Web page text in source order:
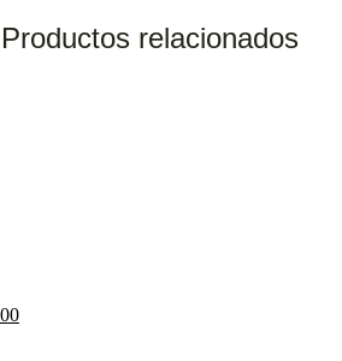
Productos relacionados